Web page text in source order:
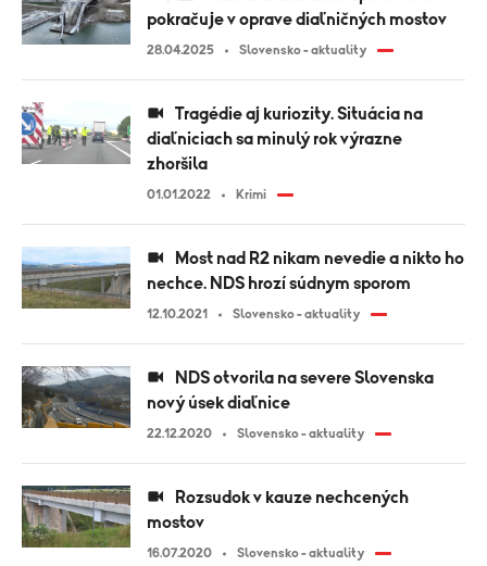
pokračuje v oprave diaľničných mostov
28.04.2025 Slovensko - aktuality
diaľniciach sa minulý rok výrazne
zhoršila
01.01.2022 Krimi
nechce. NDS hrozí súdnym sporom
12.10.2021 Slovensko - aktuality
nový úsek diaľnice
22.12.2020 Slovensko - aktuality
mostov
16.07.2020 Slovensko - aktuality